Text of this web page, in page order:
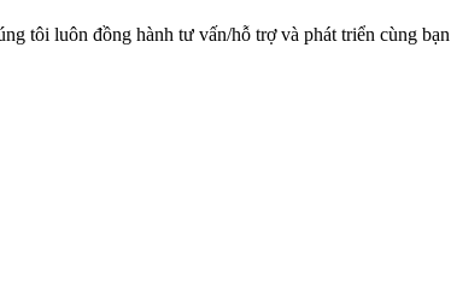
tôi luôn đồng hành tư vấn/hỗ trợ và phát triển cùng bạn